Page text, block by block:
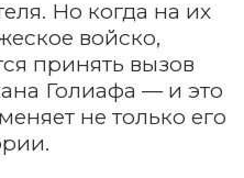
Но когда на их
войско,
принять вызов
Голиафа — и это
не только его